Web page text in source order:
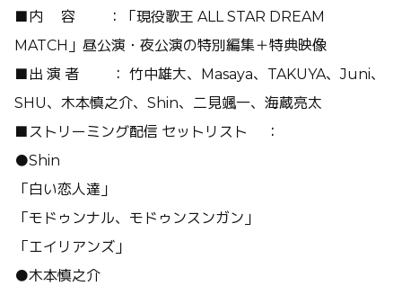
■内 容 ：「現役歌王 ALL STAR DREAM
MATCH」昼公演・夜公演の特別編集＋特典映像
■出 演 者 ： 竹中雄大、Masaya、TAKUYA、Juni、
SHU、木本慎之介、Shin、二見颯一、海蔵亮太
■ストリーミング配信 セットリスト ：
●Shin
「白い恋人達」
「モドゥンナル、モドゥンスンガン」
「エイリアンズ」
●木本慎之介